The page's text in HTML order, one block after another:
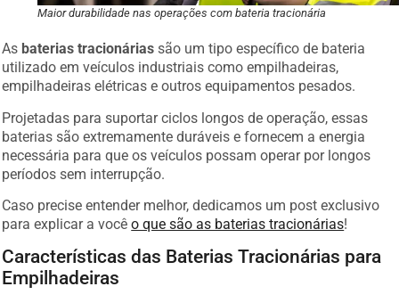
Maior durabilidade nas operações com bateria tracionária
As baterias tracionárias são um tipo específico de bateria
utilizado em veículos industriais como empilhadeiras,
empilhadeiras elétricas e outros equipamentos pesados.
Projetadas para suportar ciclos longos de operação, essas
baterias são extremamente duráveis e fornecem a energia
necessária para que os veículos possam operar por longos
períodos sem interrupção.
Caso precise entender melhor, dedicamos um post exclusivo
para explicar a vocêo que são as baterias tracionárias!
Características das Baterias Tracionárias para
Empilhadeiras